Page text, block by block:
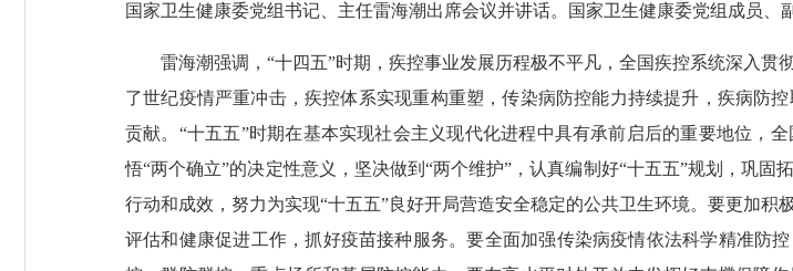
国家卫生健康委党组书记、主任雷海潮出席会议并讲话。国家卫生健康委党组成员、
雷海潮强调，“十四五”时期，疾控事业发展历程极不平凡，全国疾控系统深入贯
了世纪疫情严重冲击，疾控体系实现重构重塑，传染病防控能力持续提升，疾病防
贡献。“十五五”时期在基本实现社会主义现代化进程中具有承前启后的重要地位，
悟“两个确立”的决定性意义，坚决做到“两个维护”，认真编制好“十五五”规划，巩
行动和成效，努力为实现“十五五”良好开局营造安全稳定的公共卫生环境。要更加
评估和健康促进工作，抓好疫苗接种服务。要全面加强传染病疫情依法科学精准防